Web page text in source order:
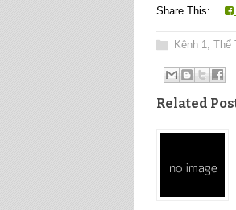
Share This:
Kênh 1, Thể
Related